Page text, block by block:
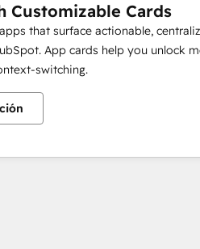
Customizable Cards
that surface actionable,
App cards help you unlock
switching.